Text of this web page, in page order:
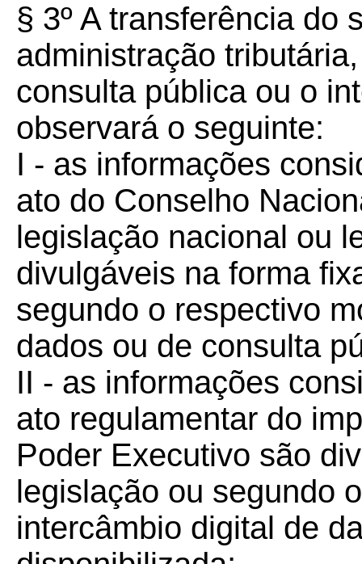
§ 3º A transferência do
administração
consulta pública ou o
observará o seguinte:
I - as informações
ato do Conselho
legislação nacional ou
divulgáveis na forma
segundo o respectivo
dados ou de consulta
II - as informações
ato regulamentar do
Poder Executivo são
legislação ou segundo
intercâmbio digital de